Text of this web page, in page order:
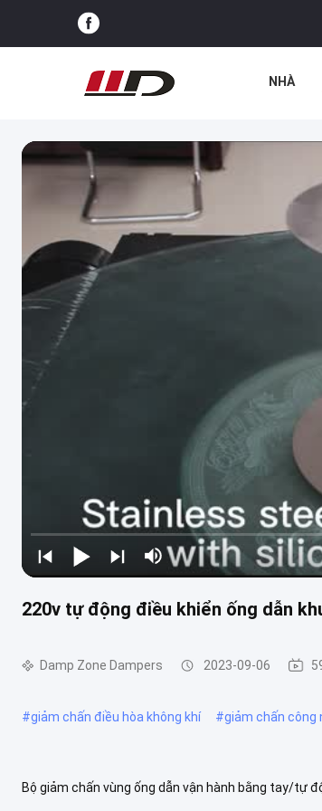
NHÀ
220v tự động điều khiển ống dẫn
Damp Zone Dampers 2023-09-06
#giảm chấn điều hòa không khí #giảm chấn công
Bộ giảm chấn vùng ống dẫn vận hành bằng tay/tự